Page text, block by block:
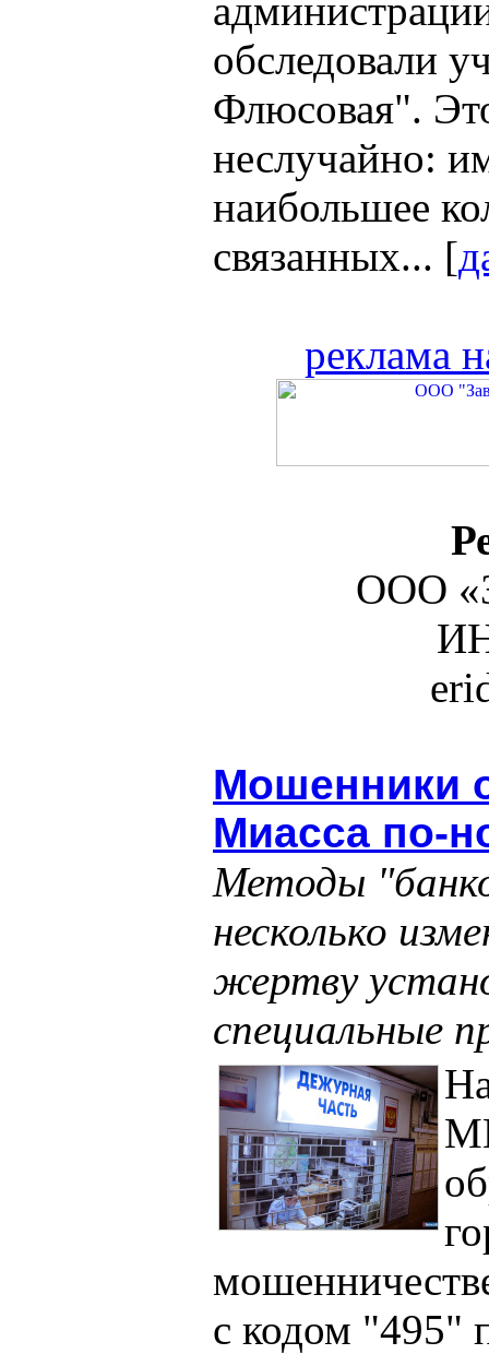
обследовали
Флюсовая".
неслучайно:
наибольшее
связанных... [
реклама
ООО
Мошенники
Миасса по-
Методы
несколько
жертву
специальные
с кодом "495"